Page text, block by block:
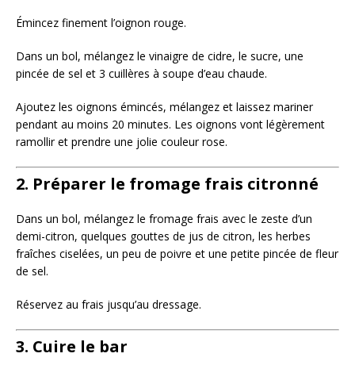
Émincez finement l’oignon rouge.
Dans un bol, mélangez le vinaigre de cidre, le sucre, une
pincée de sel et 3 cuillères à soupe d’eau chaude.
Ajoutez les oignons émincés, mélangez et laissez mariner
pendant au moins 20 minutes. Les oignons vont légèrement
ramollir et prendre une jolie couleur rose.
2. Préparer le fromage frais citronné
Dans un bol, mélangez le fromage frais avec le zeste d’un
demi-citron, quelques gouttes de jus de citron, les herbes
fraîches ciselées, un peu de poivre et une petite pincée de fleur
de sel.
Réservez au frais jusqu’au dressage.
3. Cuire le bar